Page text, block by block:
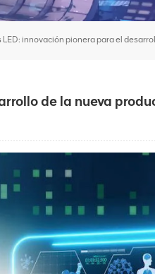
LED: innovación pionera para el
de la nueva